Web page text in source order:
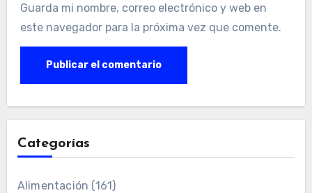
Guarda mi nombre, correo electrónico y web en
este navegador para la próxima vez que comente.
Categorías
Alimentación (161)